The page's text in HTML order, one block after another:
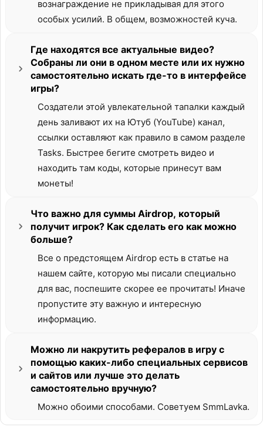
вознаграждение не прикладывая для этого
особых усилий. В общем, возможностей куча.
Где находятся все актуальные видео?
Собраны ли они в одном месте или их нужно
самостоятельно искать где-то в интерфейсе
игры?
Создатели этой увлекательной тапалки каждый
день заливают их на Ютуб (YouTube) канал,
ссылки оставляют как правило в самом разделе
Tasks. Быстрее бегите смотреть видео и
находить там коды, которые принесут вам
монеты!
Что важно для суммы Airdrop, который
получит игрок? Как сделать его как можно
больше?
Все о предстоящем Airdrop есть в статье на
нашем сайте, которую мы писали специально
для вас, поспешите скорее ее прочитать! Иначе
пропустите эту важную и интересную
информацию.
Можно ли накрутить рефералов в игру с
помощью каких-либо специальных сервисов
и сайтов или лучше это делать
самостоятельно вручную?
Можно обоими способами. Советуем SmmLavka.